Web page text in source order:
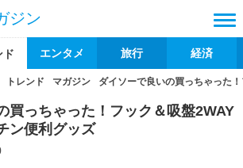
ジン
ド エンタメ 旅行 経済
トレンド マガジン ダイソーで良いの買っちゃった
買っちゃった！フック＆吸盤2WAY
ン便利グッズ